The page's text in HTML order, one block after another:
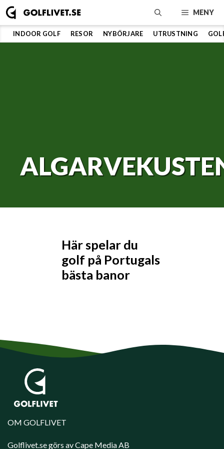
Hoppa
till
innehåll
MENY
INDOOR GOLF RESOR NYBÖRJARE UTRUSTNING
Här spelar du
golf på Portugals
bästa banor
OM GOLFLIVET
Golflivet.se görs av Cape Media AB